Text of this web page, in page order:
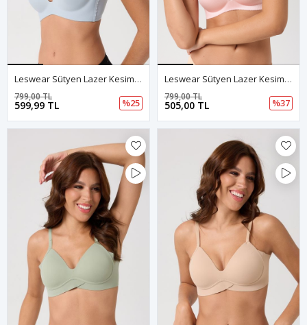
Leswear Sütyen Lazer Kesim Açık Mavi Sütyen - Dolgulu Sütyen - Askısı Çıkarılabilir
599,99 TL
799,00 TL
%25
Leswear Sütyen Lazer Kesim Açık Pembe Sütyen - Dolgulu Sütyen - Askısı Çıkarılabilir
505,00 TL
799,00 TL
%37